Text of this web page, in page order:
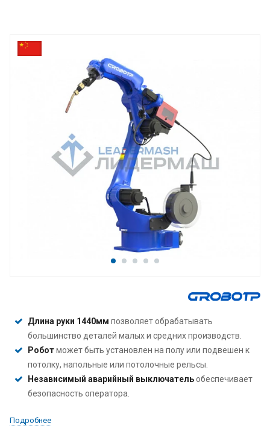
Длина руки 1440мм позволяет обрабатывать
большинство деталей малых и средних производств.
Роботможет быть установлен на полу или подвешен к
потолку, напольные или потолочные рельсы.
Независимый аварийный выключательобеспечивает
безопасность оператора.
Подробнее